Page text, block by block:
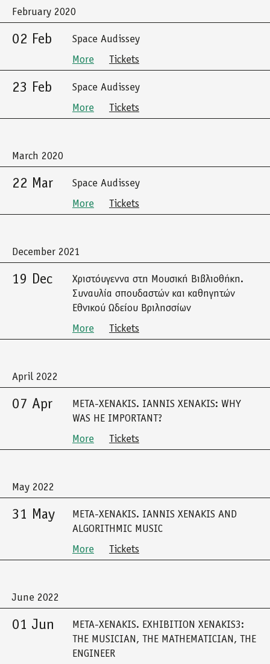
February 2020
02 Feb
Space Audissey
More
Tickets
23 Feb
Space Audissey
More
Tickets
March 2020
22 Mar
Space Audissey
More
Tickets
December 2021
19 Dec
Χριστόυγεννα στη Μουσική Βιβλιοθήκη.
Συναυλία σπουδαστών και καθηγητών
Εθνικού Ωδείου Βριλησσίων
More
Tickets
April 2022
07 Apr
META-XENAKIS. IANNIS XENAKIS: WHY
WAS HE IMPORTANT?
More
Tickets
May 2022
31 May
META-XENAKIS. IANNIS XENAKIS AND
ALGORITHMIC MUSIC
More
Tickets
June 2022
01 Jun
META-XENAKIS. EXHIBITION XENAKIS3:
THE MUSICIAN, THE MATHEMATICIAN, THE
ENGINEER